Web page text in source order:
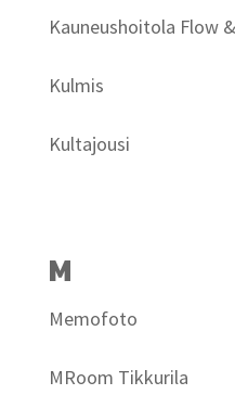
Kauneushoitola Flow
Kulmis
Kultajousi
M
Memofoto
MRoom Tikkurila